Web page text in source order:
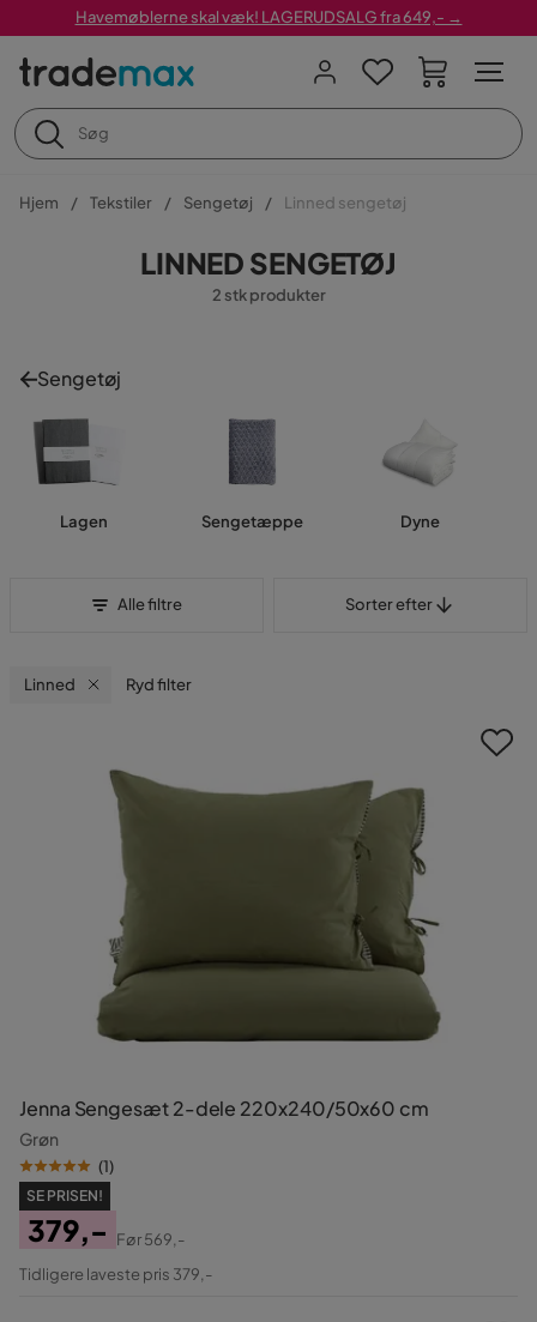
Havemøblerne skal væk! LAGERUDSALG fra 649,- →
Hjem Tekstiler Sengetøj Linned sengetøj
LINNED SENGETØJ
2 stk produkter
Sengetøj
Lagen Sengetæppe Dyne
Alle filtre Sorter efter
Linned Ryd filter
Jenna Sengesæt 2-dele 220x240/50x60 cm
Grøn
(1)
SE PRISEN!
Pris
379,-
Original
Før569,-
Tidligere laveste pris 379,-